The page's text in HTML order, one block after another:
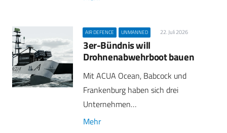
AIR DEFENCE UNMANNED 22. Juli 2026
3er-Bündnis will
Drohnenabwehrboot bauen
Mit ACUA Ocean, Babcock und
Frankenburg haben sich drei
Unternehmen…
Mehr